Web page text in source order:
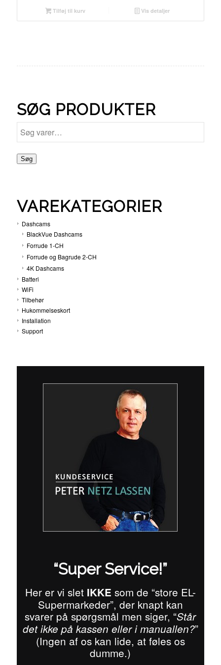
Tilføj til kurv Vis detaljer
SØG PRODUKTER
Søg
VAREKATEGORIER
Dashcams
BlackVue Dashcams
Forrude 1-CH
Forrude og Bagrude 2-CH
4K Dashcams
Batteri
WiFi
Tilbehør
Hukommelseskort
Installation
Support
“Super Service!”
Her er vi slet IKKE som de “store EL-
Supermarkeder”, der knapt kan
svarer på spørgsmål men siger, “Står
det ikke på kassen eller i manuallen?”
(Ingen af os kan lide, at føles os
dumme.)